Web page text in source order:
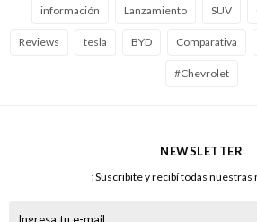
información Lanzamiento SUV
Reviews tesla BYD Comparativa
#Chevrolet
NEWSLETTER
¡Suscribite y recibí todas nuestras